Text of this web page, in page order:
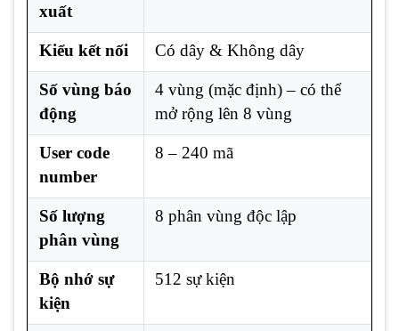
xuất
Kiểu kết nối Có dây & Không dây
Số vùng báo
động
4 vùng (mặc định) – có thể
mở rộng lên 8 vùng
User code
number
8 – 240 mã
Số lượng
phân vùng
8 phân vùng độc lập
Bộ nhớ sự
kiện
512 sự kiện